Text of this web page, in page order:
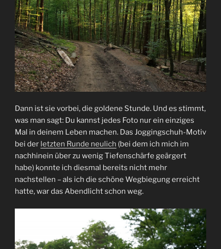
Dann ist sie vorbei, die goldene Stunde. Und es stimmt,
was man sagt: Du kannst jedes Foto nur ein einziges
Mal in deinem Leben machen. Das Joggingschuh-Motiv
bei der letzten Runde neulich (bei dem ich mich im
nachhinein über zu wenig Tiefenschärfe geärgert
habe) konnte ich diesmal bereits nicht mehr
nachstellen – als ich die schöne Wegbiegung erreicht
hatte, war das Abendlicht schon weg.